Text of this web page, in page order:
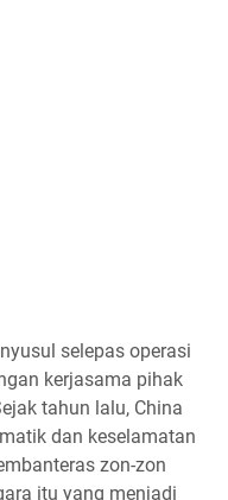
selepas operasi
kerjasama pihak
tahun lalu, China
dan keselamatan
zon-zon
itu yang menjadi